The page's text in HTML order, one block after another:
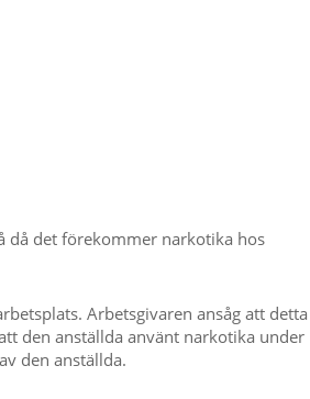
då det förekommer narkotika hos
Arbetsgivaren ansåg att detta
den anställda använt narkotika under
den anställda.